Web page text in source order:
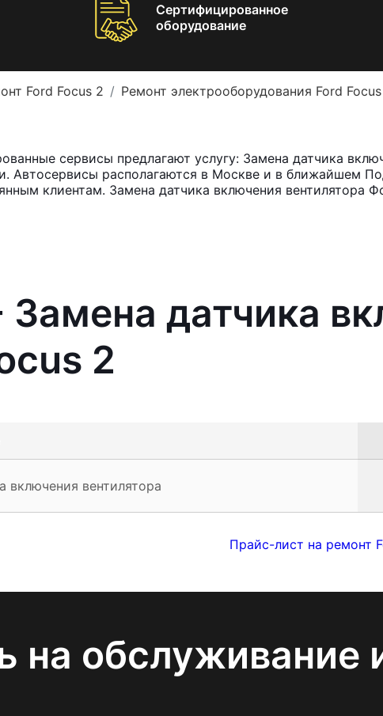
Сертифицированное
оборудование
Ford Focus 2 Ремонт электрооборудования Ford
сервисы предлагают услугу: Замена датчика
Автосервисы располагаются в Москве и в ближайшем
клиентам. Замена датчика включения вентилятора
датчика
2
включения вентилятора
Прайс-лист на ремонт
на обслуживание